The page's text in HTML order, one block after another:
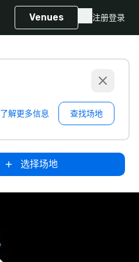
Venues 注册登录
了解更多信息 查找场地
选择场地